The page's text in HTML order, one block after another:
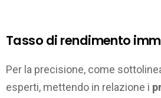
Tasso di rendimento
Per la precisione, come
esperti, mettendo in relazione i